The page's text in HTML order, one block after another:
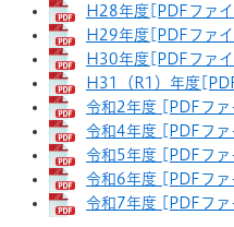
H28年度[PDFファ
H29年度[PDFファ
H30年度[PDFファ
H31（R1）年度
令和2年度 [PDFファ
令和4年度 [PDFファ
令和5年度 [PDFファ
令和6年度 [PDFファ
令和7年度 [PDFファ